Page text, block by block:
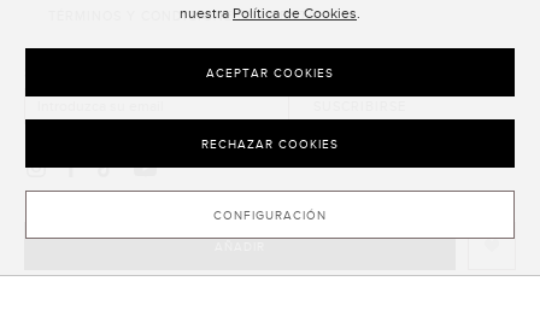
nuestra Política de Cookies.
CONFIGURACIÓN
RECHAZAR COOKIES
ACEPTAR COOKIES
TÉRMINOS Y CONDICIONES DE VENTA
SUSCRIPCIÓN AL NEWSLETTER